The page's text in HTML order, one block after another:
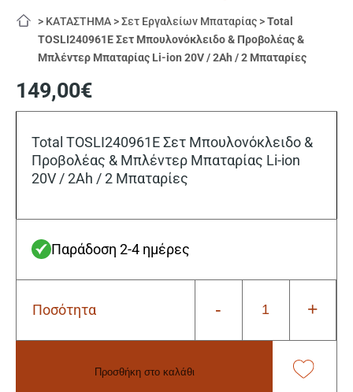
> ΚΑΤΑΣΤΗΜΑ >Σετ Εργαλείων Μπαταρίας >Total
TOSLI240961E Σετ Μπουλονόκλειδο & Προβολέας &
Μπλέντερ Μπαταρίας Li-ion 20V / 2Ah / 2 Μπαταρίες
149,00€
Total TOSLI240961E Σετ Μπουλονόκλειδο &
Προβολέας & Μπλέντερ Μπαταρίας Li-ion
20V / 2Ah / 2 Μπαταρίες
Παράδοση 2-4 ημέρες
Ποσότητα -
Total
Μπουλονόκλειδο
+
Προσθήκη στο καλάθι